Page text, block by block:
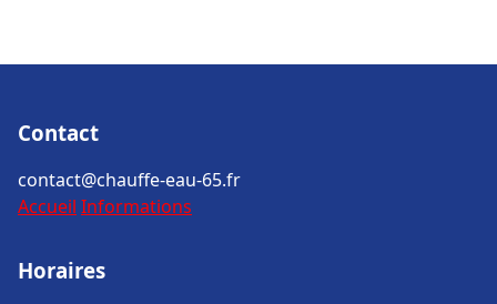
Contact
contact@chauffe-eau-65.fr
Accueil Informations
Horaires